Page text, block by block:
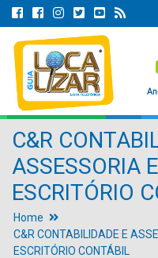
C&R
ASSESSORIA
ESCRITÓRIO
Home
C&R CONTABILIDADE E
ESCRITÓRIO CONTÁBIL